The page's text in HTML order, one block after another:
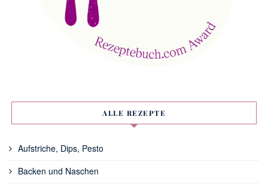
ALLE REZEPTE
Aufstriche, Dips, Pesto
Backen und Naschen